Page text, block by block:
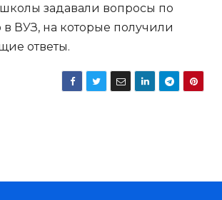
задавали вопросы по
ВУЗ, на которые получили
ответы.